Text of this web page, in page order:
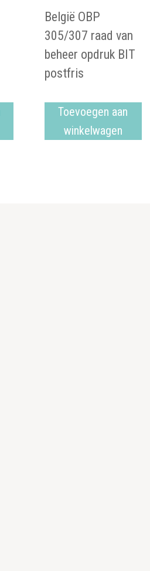
België OBP
305/307 raad van
beheer opdruk BIT
postfris
Toevoegen aan
winkelwagen